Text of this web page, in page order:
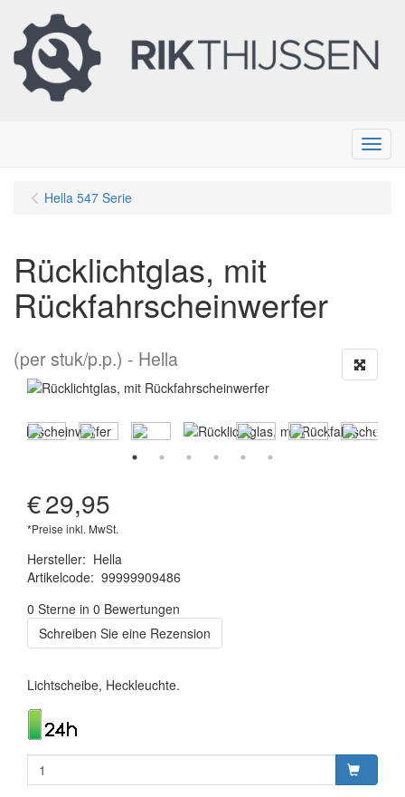
Menu
Hella 547 Serie
Rücklichtglas, mit
Rückfahrscheinwerfer
(per stuk/p.p.) Hella
€29,95
*Preise inkl. MwSt.
Hersteller: Hella
Artikelcode: 99999909486
0 Sterne in 0 Bewertungen
Schreiben Sie eine Rezension
Lichtscheibe, Heckleuchte.